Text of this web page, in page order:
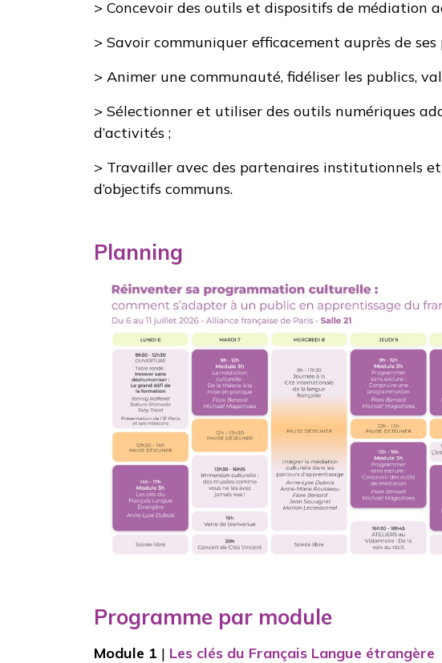
> Concevoir des outils et dispositifs de médiation
> Savoir communiquer efficacement auprès de ses
> Animer une communauté, fidéliser les publics,
> Sélectionner et utiliser des outils numériques
d’activités ;
> Travailler avec des partenaires institutionnels
d’objectifs communs.
Planning
Programme par module
Module 1 | Les clés du Français Langue étrangère